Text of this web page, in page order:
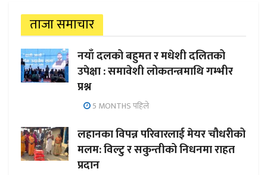
ताजा समाचार
नयाँ दलको बहुमत र मधेशी दलितको
उपेक्षा : समावेशी लोकतन्त्रमाथि गम्भीर
प्रश्न
5 MONTHS पहिले
लहानका विपन्न परिवारलाई मेयर चौधरीको
मलम: विल्टु र सकुन्तीको निधनमा राहत
प्रदान